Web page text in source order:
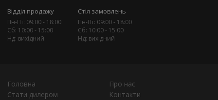
Відділ продажу
Пн-Пт: 09:00 - 18:00
Сб: 10:00 - 15:00
Нд: вихідний
Стіл замовлень
Пн-Пт: 09:00 - 18:00
Сб: 10:00 - 15:00
Нд: вихідний
Головна
Про нас
Стати дилером
Контакти